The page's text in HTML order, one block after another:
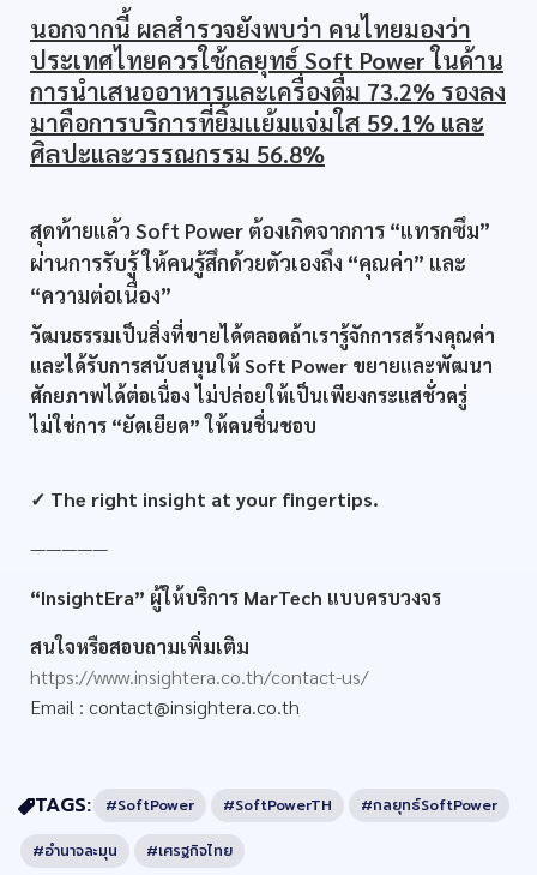
นอกจากนี้ ผลสำรวจยังพบว่า คนไทยมองว่า
ประเทศไทยควรใช้กลยุทธ์ Soft Power ในด้าน
การนำเสนออาหารและเครื่องดื่ม 73.2% รองลง
มาคือการบริการที่ยิ้มเเย้มแจ่มใส 59.1% และ
ศิลปะและวรรณกรรม 56.8%
สุดท้ายแล้ว Soft Power ต้องเกิดจากการ “แทรกซึม”
ผ่านการรับรู้ ให้คนรู้สึกด้วยตัวเองถึง “คุณค่า” และ
“ความต่อเนื่อง”
วัฒนธรรมเป็นสิ่งที่ขายได้ตลอดถ้าเรารู้จักการสร้างคุณค่า
และได้รับการสนับสนุนให้ Soft Power ขยายและพัฒนา
ศักยภาพได้ต่อเนื่อง ไม่ปล่อยให้เป็นเพียงกระแสชั่วครู่
ไม่ใช่การ “ยัดเยียด” ให้คนชื่นชอบ
✓ The right insight at your fingertips.
—————
“InsightEra” ผู้ให้บริการ MarTech แบบครบวงจร
สนใจหรือสอบถามเพิ่มเติม
https://www.insightera.co.th/contact-us/
Email : contact@insightera.co.th
TAGS: #SoftPower #SoftPowerTH #กลยุทธ์SoftPower
#อำนาจละมุน #เศรฐกิจไทย